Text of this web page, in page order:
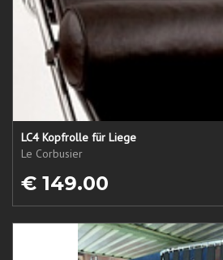
LC4 Kopfrolle für Liege
Le Corbusier
€ 149.00